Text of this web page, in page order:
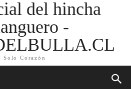
del hincha
-
Solo Corazón